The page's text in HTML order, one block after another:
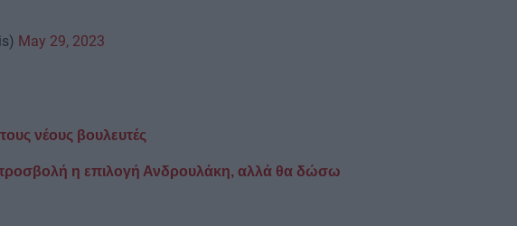
May 29, 2023
νέους βουλευτές
η επιλογή Ανδρουλάκη, αλλά θα δώσω